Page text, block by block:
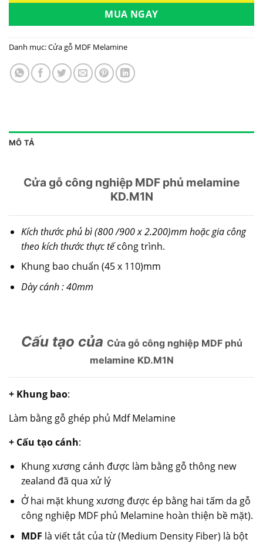
MUA NGAY
Danh mục:Cửa gỗ MDF Melamine
MÔ TẢ
Cửa gỗ công nghiệp MDF phủ melamine
KD.M1N
Kích thước phủ bì (800 /900 x 2.200)mm hoặc gia công
theo kích thước thực tếcông trình.
Khung bao chuẩn (45 x 110)mm
Dày cánh : 40mm
Cấu tạo của Cửa gỗ công nghiệp MDF phủ
melamine KD.M1N
+ Khung bao:
Làm bằng gỗ ghép phủ Mdf Melamine
+ Cấu tạo cánh:
Khung xương cánh được làm bằng gỗ thông new
zealand đã qua xử lý
Ở hai mặt khung xương được ép bằng hai tấm da gỗ
công nghiệp MDF phủ Melamine hoàn thiện bề mặt).
MDF là viết tắt của từ (Medium Density Fiber) là bột